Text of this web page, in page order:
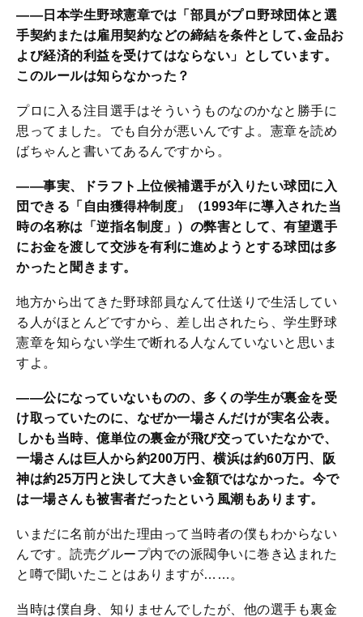
――日本学生野球憲章では「部員がプロ野球団体と選
手契約または雇用契約などの締結を条件として､金品お
よび経済的利益を受けてはならない」としています。
このルールは知らなかった？
プロに入る注目選手はそういうものなのかなと勝手に
思ってました。でも自分が悪いんですよ。憲章を読め
ばちゃんと書いてあるんですから。
――事実、ドラフト上位候補選手が入りたい球団に入
団できる「自由獲得枠制度」（1993年に導入された当
時の名称は「逆指名制度」）の弊害として、有望選手
にお金を渡して交渉を有利に進めようとする球団は多
かったと聞きます。
地方から出てきた野球部員なんて仕送りで生活してい
る人がほとんどですから、差し出されたら、学生野球
憲章を知らない学生で断れる人なんていないと思いま
すよ。
――公になっていないものの、多くの学生が裏金を受
け取っていたのに、なぜか一場さんだけが実名公表。
しかも当時、億単位の裏金が飛び交っていたなかで、
一場さんは巨人から約200万円、横浜は約60万円、阪
神は約25万円と決して大きい金額ではなかった。今で
は一場さんも被害者だったという風潮もあります。
いまだに名前が出た理由って当時者の僕もわからない
んです。読売グループ内での派閥争いに巻き込まれた
と噂で聞いたことはありますが……。
当時は僕自身、知りませんでしたが、他の選手も裏金